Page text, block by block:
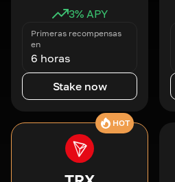
3% APY
Primeras recompensas
en
6 horas
Stake now
HOT